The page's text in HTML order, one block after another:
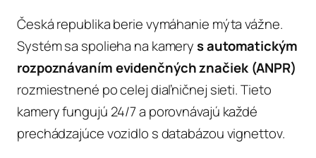
Česká republika berie vymáhanie mýta vážne.
Systém sa spolieha na kamerys automatickým
rozpoznávaním evidenčných značiek (ANPR)
rozmiestnené po celej diaľničnej sieti. Tieto
kamery fungujú 24/7 a porovnávajú každé
prechádzajúce vozidlo s databázou vignettov.